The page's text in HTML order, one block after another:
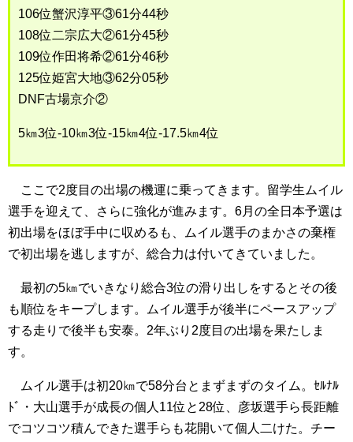
106位蟹沢淳平③61分44秒
108位二宗広大②61分45秒
109位作田将希②61分46秒
125位姫宮大地③62分05秒
DNF古場京介②
5㎞3位-10㎞3位-15㎞4位-17.5㎞4位
ここで2度目の出場の機運に乗ってきます。留学生ムイル
選手を迎えて、さらに強化が進みます。6月の全日本予選は
初出場をほぼ手中に収めるも、ムイル選手のまかさの棄権
で初出場を逃しますが、総合力は付いてきていました。
最初の5㎞でいきなり総合3位の滑り出しをするとその後
も順位をキープします。ムイル選手が後半にペースアップ
する走りで後半も安泰。2年ぶり2度目の出場を果たしま
す。
ムイル選手は初20㎞で58分台とまずまずのタイム。ｾﾙﾅﾙ
ﾄﾞ・大山選手が成長の個人11位と28位、彦坂選手ら長距離
でコツコツ積んできた選手らも花開いて個人二けた。チー